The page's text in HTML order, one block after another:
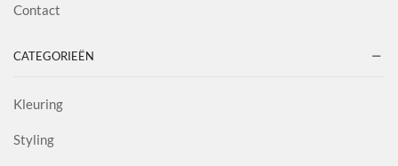
Contact
CATEGORIEËN
Kleuring
Styling